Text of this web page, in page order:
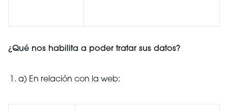
¿Qué nos habilita a poder tratar sus datos?
a) En relación con la web: